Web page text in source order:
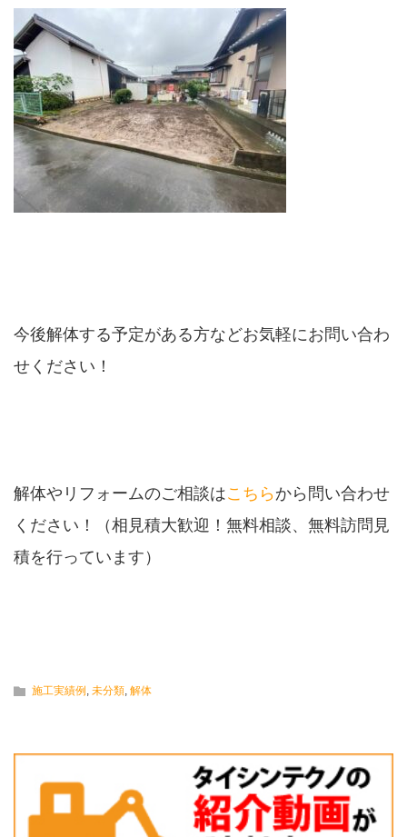
今後解体する予定がある方などお気軽にお問い合わ
せください！
解体やリフォームのご相談はこちらから問い合わせ
ください！（相見積大歓迎！無料相談、無料訪問見
積を行っています）
施工実績例 , 未分類, 解体